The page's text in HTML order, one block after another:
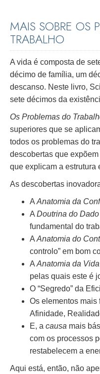
MAIS SOBRE OS
TRABALHO
A vida é composta de
décimo de família, um
descanso. Neste livro,
sete décimos da
Os Problemas do
superiores que se
todos os problemas do
descobertas que expõem
que explicam a estrutura
As descobertas
A Anatomia da
A Doutrina do
fundamental do
A Anatomia do
controlo” em bom
A Anatomia da
pelas quais este é
O “Segredo” da
Os elementos mais
Afinidade,
E, a causa mais
com os processos
restabelecem a
Aqui está, então, não